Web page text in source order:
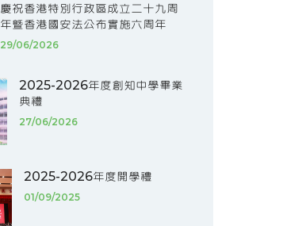
慶祝香港特別行政區成立二十九周
年暨香港國安法公布實施六周年
29/06/2026
2025-2026年度創知中學畢業
典禮
27/06/2026
2025-2026年度開學禮
01/09/2025